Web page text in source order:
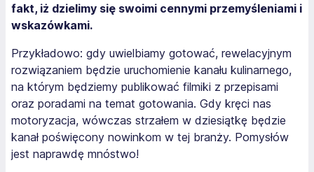
fakt, iż dzielimy się swoimi cennymi przemyśleniami i
wskazówkami.
Przykładowo: gdy uwielbiamy gotować, rewelacyjnym
rozwiązaniem będzie uruchomienie kanału kulinarnego,
na którym będziemy publikować filmiki z przepisami
oraz poradami na temat gotowania. Gdy kręci nas
motoryzacja, wówczas strzałem w dziesiątkę będzie
kanał poświęcony nowinkom w tej branży. Pomysłów
jest naprawdę mnóstwo!